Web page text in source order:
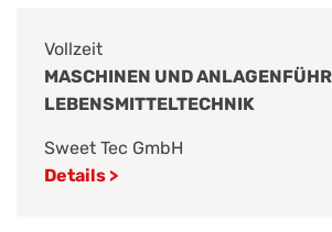
Vollzeit
MASCHINEN UND
LEBENSMITTELTECHNIK
Sweet Tec GmbH
Details >